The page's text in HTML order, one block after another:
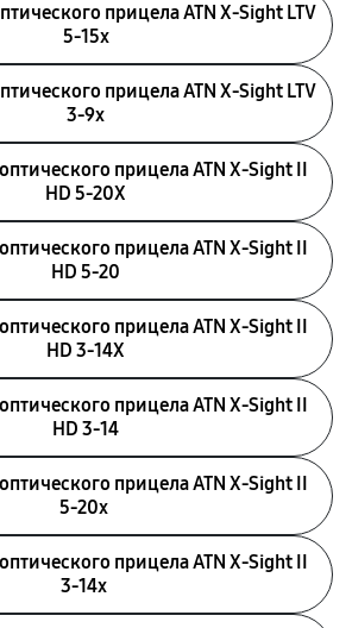
прицела ATN X-Sight LTV
5-15x
прицела ATN X-Sight LTV
3-9x
прицела ATN X-Sight II
HD 5-20X
прицела ATN X-Sight II
HD 5-20
прицела ATN X-Sight II
HD 3-14X
прицела ATN X-Sight II
HD 3-14
прицела ATN X-Sight II
5-20x
прицела ATN X-Sight II
3-14x